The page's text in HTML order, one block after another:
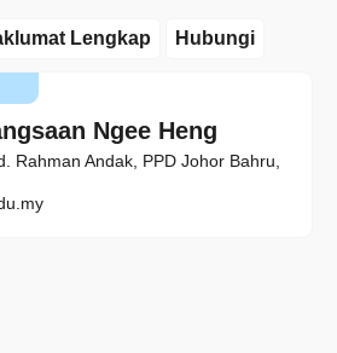
Lengkap Hubungi
Ngee Heng
Rahman Andak, PPD Johor Bahru,